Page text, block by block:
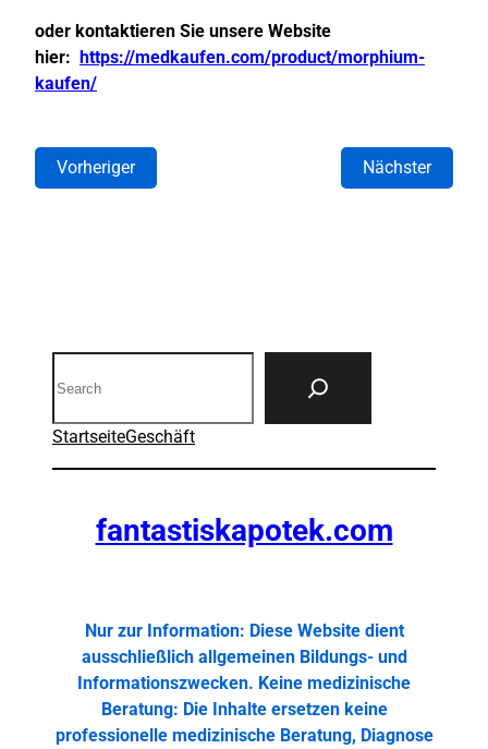
oder kontaktieren Sie unsere Website
hier:
https://medkaufen.com/product/morphium-
kaufen/
Vorheriger Nächster
StartseiteGeschäft
fantastiskapotek.com
Nur zur Information: Diese Website dient
ausschließlich allgemeinen Bildungs- und
Informationszwecken. Keine medizinische
Beratung: Die Inhalte ersetzen keine
professionelle medizinische Beratung, Diagnose